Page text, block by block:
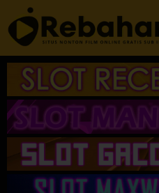
Loncat
ke
konten